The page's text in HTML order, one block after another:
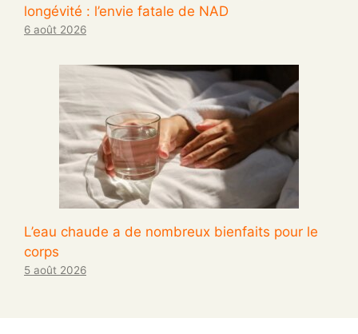
longévité : l’envie fatale de NAD
6 août 2026
L’eau chaude a de nombreux bienfaits pour le
corps
5 août 2026